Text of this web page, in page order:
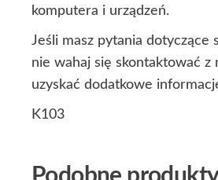
komputera i urządzeń.
Jeśli masz pytania dotyczące
nie wahaj się skontaktować z
uzyskać dodatkowe
K103